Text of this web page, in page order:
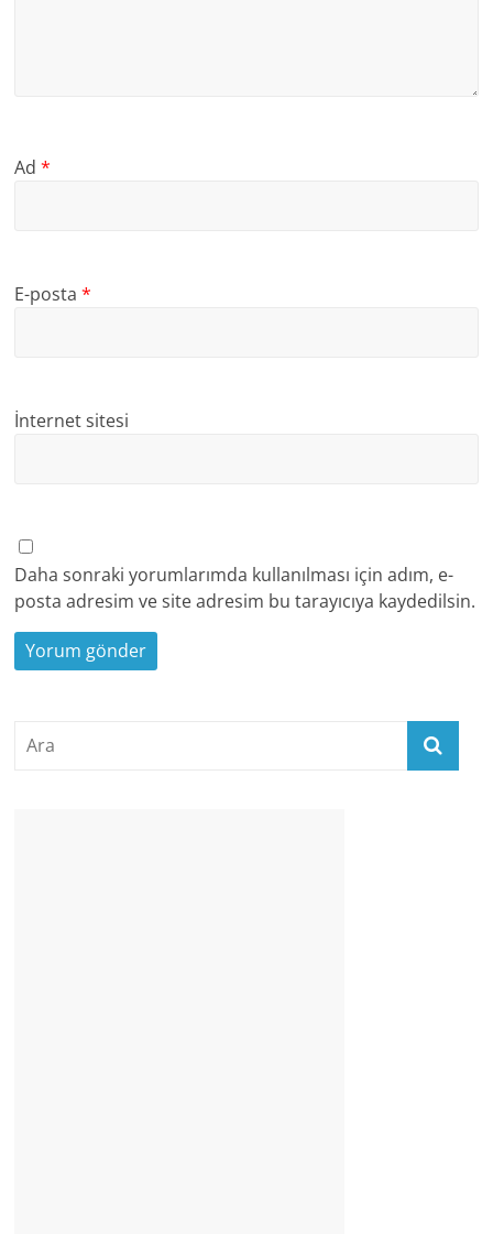
Ad*
E-posta*
İnternet sitesi
Daha sonraki yorumlarımda kullanılması için adım, e-
posta adresim ve site adresim bu tarayıcıya kaydedilsin.